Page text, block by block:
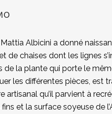
Albicini a donné
chaises dont les lignes
de la plante qui porte le
les différentes pièces, est
qu’il parvient à
et la surface soyeuse de